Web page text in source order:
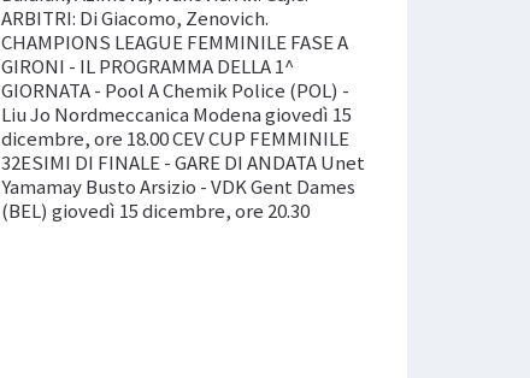
ARBITRI: Di Giacomo, Zenovich.
CHAMPIONS LEAGUE FEMMINILE FASE A
GIRONI - IL PROGRAMMA DELLA 1^
GIORNATA - Pool A Chemik Police (POL) -
Liu Jo Nordmeccanica Modena giovedì 15
dicembre, ore 18.00 CEV CUP FEMMINILE
32ESIMI DI FINALE - GARE DI ANDATA Unet
Yamamay Busto Arsizio - VDK Gent Dames
(BEL) giovedì 15 dicembre, ore 20.30